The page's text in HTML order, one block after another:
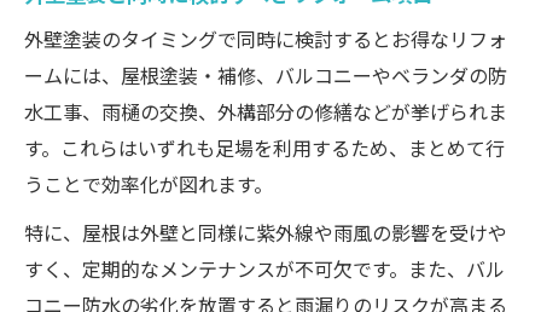
外壁塗装のタイミングで同時に検討するとお得なリフォ
ームには、屋根塗装・補修、バルコニーやベランダの防
水工事、雨樋の交換、外構部分の修繕などが挙げられま
す。これらはいずれも足場を利用するため、まとめて行
うことで効率化が図れます。
特に、屋根は外壁と同様に紫外線や雨風の影響を受けや
すく、定期的なメンテナンスが不可欠です。また、バル
コニー防水の劣化を放置すると雨漏りのリスクが高まる